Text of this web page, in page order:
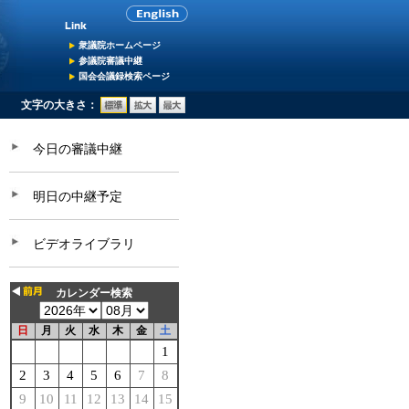
衆議院ホームページ
参議院審議中継
国会会議録検索ページ
文字の大きさ：
今日の審議中継
明日の中継予定
ビデオライブラリ
カレンダー検索
日 月 火 水 木 金 土
1
2
3 4 5 6 7
8
9
10 11 12 13 14
15